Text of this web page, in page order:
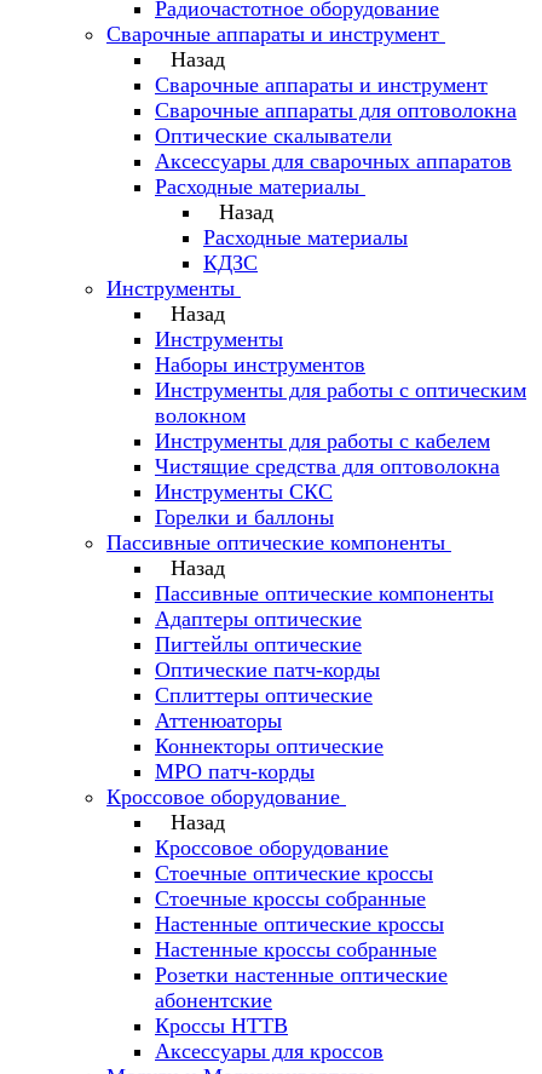
Радиочастотное оборудование
Сварочные аппараты и инструмент
Назад
Сварочные аппараты и инструмент
Сварочные аппараты для оптоволокна
Оптические скалыватели
Аксессуары для сварочных аппаратов
Расходные материалы
Назад
Расходные материалы
КДЗС
Инструменты
Назад
Инструменты
Наборы инструментов
Инструменты для работы с оптическим
волокном
Инструменты для работы с кабелем
Чистящие средства для оптоволокна
Инструменты СКС
Горелки и баллоны
Пассивные оптические компоненты
Назад
Пассивные оптические компоненты
Адаптеры оптические
Пигтейлы оптические
Оптические патч-корды
Сплиттеры оптические
Аттенюаторы
Коннекторы оптические
MPO патч-корды
Кроссовое оборудование
Назад
Кроссовое оборудование
Стоечные оптические кроссы
Стоечные кроссы собранные
Настенные оптические кроссы
Настенные кроссы собранные
Розетки настенные оптические
абонентские
Кроссы HTTB
Аксессуары для кроссов